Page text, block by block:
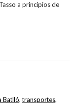
a principios de
Batlló,transportes,